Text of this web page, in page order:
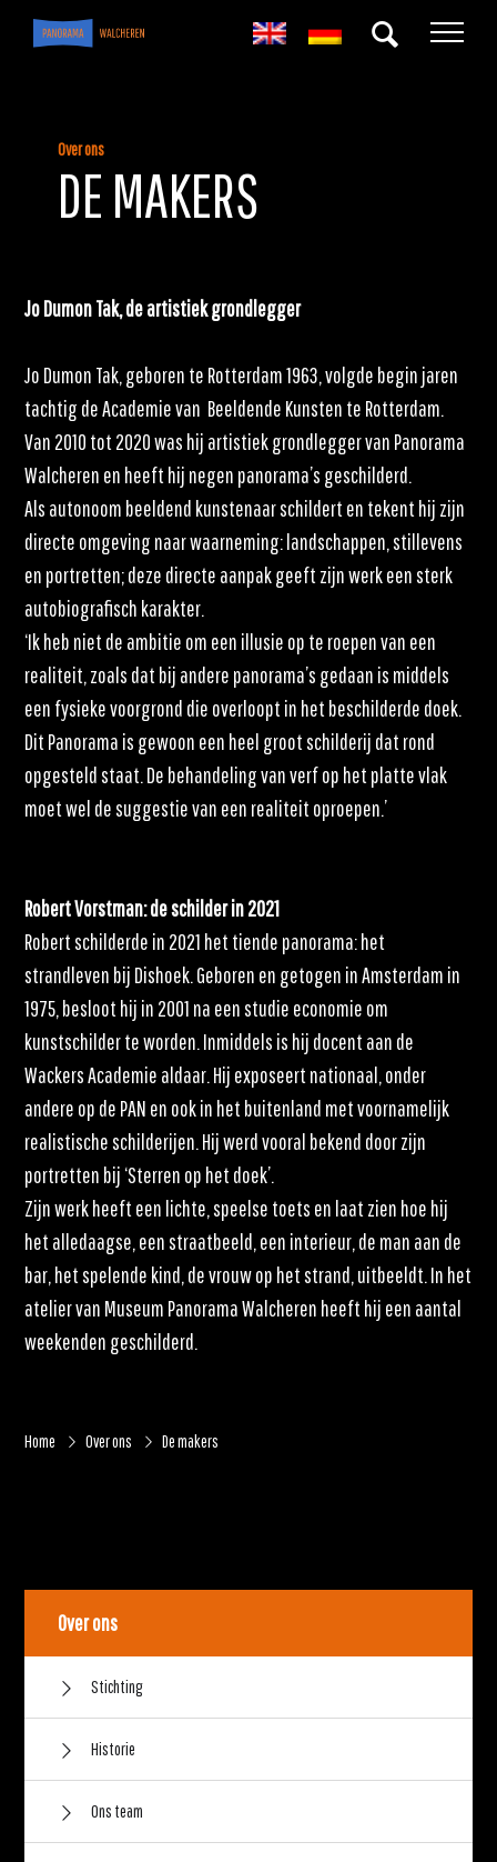
Over ons
DE MAKERS
Jo Dumon Tak, de artistiek grondlegger
Jo Dumon Tak, geboren te Rotterdam 1963, volgde begin jaren
tachtig de Academie van Beeldende Kunsten te Rotterdam.
Van 2010 tot 2020 was hij artistiek grondlegger van Panorama
Walcheren en heeft hij negen panorama’s geschilderd.
Als autonoom beeldend kunstenaar schildert en tekent hij zijn
directe omgeving naar waarneming: landschappen, stillevens
en portretten; deze directe aanpak geeft zijn werk een sterk
autobiografisch karakter.
‘Ik heb niet de ambitie om een illusie op te roepen van een
realiteit, zoals dat bij andere panorama’s gedaan is middels
een fysieke voorgrond die overloopt in het beschilderde doek.
Dit Panorama is gewoon een heel groot schilderij dat rond
opgesteld staat. De behandeling van verf op het platte vlak
moet wel de suggestie van een realiteit oproepen.’
Robert Vorstman: de schilder in 2021
Robert schilderde in 2021 het tiende panorama: het
strandleven bij Dishoek. Geboren en getogen in Amsterdam in
1975, besloot hij in 2001 na een studie economie om
kunstschilder te worden. Inmiddels is hij docent aan de
Wackers Academie aldaar. Hij exposeert nationaal, onder
andere op de PAN en ook in het buitenland met voornamelijk
realistische schilderijen. Hij werd vooral bekend door zijn
portretten bij ‘Sterren op het doek’.
Zijn werk heeft een lichte, speelse toets en laat zien hoe hij
het alledaagse, een straatbeeld, een interieur, de man aan de
bar, het spelende kind, de vrouw op het strand, uitbeeldt. In het
atelier van Museum Panorama Walcheren heeft hij een aantal
weekenden geschilderd.
Home Over ons De makers
Over ons
Stichting
Historie
Ons team